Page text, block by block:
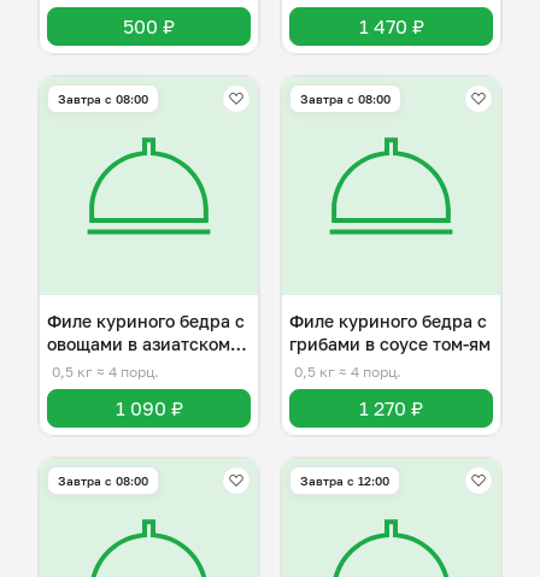
500 ₽ 1 470 ₽
Завтра c 08:00
Филе куриного бедра с
овощами в азиатском
стиле
0,5 кг ≈ 4 порц.
1 090 ₽
Завтра c 08:00
Филе куриного бедра с
грибами в соусе том-ям
0,5 кг ≈ 4 порц.
1 270 ₽
Завтра c 08:00 Завтра c 12:00